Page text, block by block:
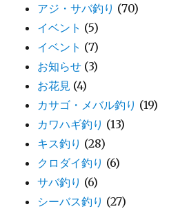
アジ・サバ釣り (70)
イベント (5)
イベント (7)
お知らせ (3)
お花見 (4)
カサゴ・メバル釣り (19)
カワハギ釣り (13)
キス釣り (28)
クロダイ釣り (6)
サバ釣り (6)
シーバス釣り (27)